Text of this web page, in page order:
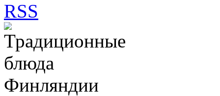
RSS